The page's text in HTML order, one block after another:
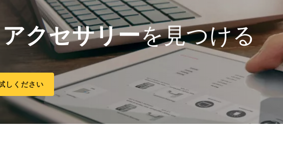
アクセサリーを見つける
しください